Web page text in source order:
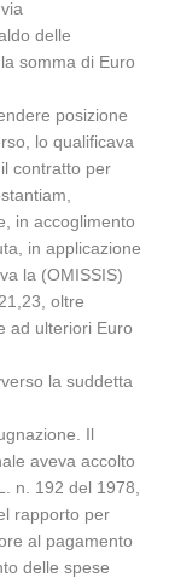
delle
somma di Euro
posizione
lo qualificava
contratto per
in accoglimento
in applicazione
la (OMISSIS)
oltre
ad ulteriori Euro
la suddetta
Il
aveva accolto
n. 192 del 1978,
rapporto per
al pagamento
delle spese